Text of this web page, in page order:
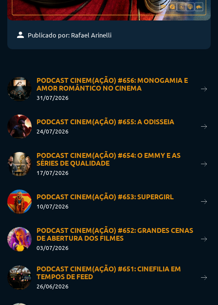
Publicado por: Rafael Arinelli
PODCAST CINEM(AÇÃO) #656: MONOGAMIA E
AMOR ROMÂNTICO NO CINEMA
31/07/2026
PODCAST CINEM(AÇÃO) #655: A ODISSEIA
24/07/2026
PODCAST CINEM(AÇÃO) #654: O EMMY E AS
SÉRIES DE QUALIDADE
17/07/2026
PODCAST CINEM(AÇÃO) #653: SUPERGIRL
10/07/2026
PODCAST CINEM(AÇÃO) #652: GRANDES CENAS
DE ABERTURA DOS FILMES
03/07/2026
PODCAST CINEM(AÇÃO) #651: CINEFILIA EM
TEMPOS DE FEED
26/06/2026